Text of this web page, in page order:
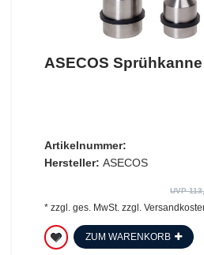
ASECOS
Artikelnummer:
Hersteller: ASECOS
UVP
* zzgl. ges. MwSt. zzgl.
ZUM WARENKORB